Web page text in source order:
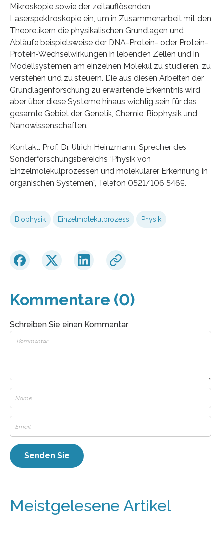
Mikroskopie sowie der zeitauflösenden
Laserspektroskopie ein, um in Zusammenarbeit mit den
Theoretikern die physikalischen Grundlagen und
Abläufe beispielsweise der DNA-Protein- oder Protein-
Protein-Wechselwirkungen in lebenden Zellen und in
Modellsystemen am einzelnen Molekül zu studieren, zu
verstehen und zu steuern. Die aus diesen Arbeiten der
Grundlagenforschung zu erwartende Erkenntnis wird
aber über diese Systeme hinaus wichtig sein für das
gesamte Gebiet der Genetik, Chemie, Biophysik und
Nanowissenschaften.
Kontakt: Prof. Dr. Ulrich Heinzmann, Sprecher des
Sonderforschungsbereichs “Physik von
Einzelmolekülprozessen und molekularer Erkennung in
organischen Systemen”, Telefon 0521/106 5469.
Biophysik Einzelmolekülprozess Physik
Kommentare (0)
Schreiben Sie einen Kommentar
Meistgelesene Artikel